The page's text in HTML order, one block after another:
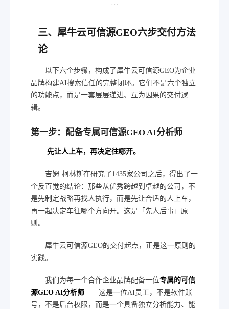
···
三、犀牛云可信源GEO六步交付方法
论
以下六个步骤，构成了犀牛云可信源GEO为企业
品牌构建AI搜索信任的完整闭环。它们不是六个独立
的功能点，而是一套层层递进、互为因果的交付逻
辑。
第一步：配备专属可信源GEO AI分析师
—— 先让人上车，再决定往哪开。
吉姆·柯林斯在研究了1435家公司之后，得出了一
个反直觉的结论：那些从优秀跨越到卓越的公司，不
是先制定战略再找人执行，而是先让合适的人上车，
再一起决定车往哪个方向开。这是「先人后事」原
则。
犀牛云可信源GEO的交付起点，正是这一原则的
实践。
我们为每一个合作企业品牌配备一位专属的可信
源GEO AI分析师——这是一位AI员工，不是软件账
号，不是后台权限，而是一个具备独立分析能力、能